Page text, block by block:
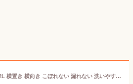
冷水筒 ピッチャー 1.2L 横置き 横向き こぼれない 漏れない 洗いやすい 広口 ドアポケット対応 日本製 ちいかわ 冷水ポット お茶ポット 麦茶ポット ウォーターボトル 容器 持ち手付き プラスチック 透明 冷蔵庫 お茶 水 かわいい ハチワレ うさぎ モモンガ